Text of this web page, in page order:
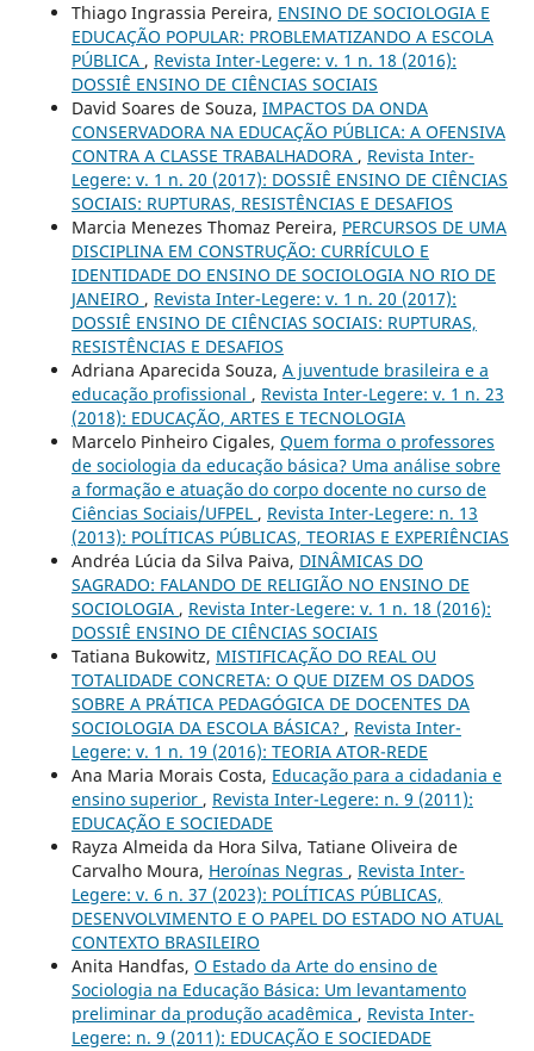
Thiago Ingrassia Pereira, ENSINO DE SOCIOLOGIA E
EDUCAÇÃO POPULAR: PROBLEMATIZANDO A ESCOLA
PÚBLICA , Revista Inter-Legere: v. 1 n. 18 (2016):
DOSSIÊ ENSINO DE CIÊNCIAS SOCIAIS
David Soares de Souza, IMPACTOS DA ONDA
CONSERVADORA NA EDUCAÇÃO PÚBLICA: A OFENSIVA
CONTRA A CLASSE TRABALHADORA , Revista Inter-
Legere: v. 1 n. 20 (2017): DOSSIÊ ENSINO DE CIÊNCIAS
SOCIAIS: RUPTURAS, RESISTÊNCIAS E DESAFIOS
Marcia Menezes Thomaz Pereira, PERCURSOS DE UMA
DISCIPLINA EM CONSTRUÇÃO: CURRÍCULO E
IDENTIDADE DO ENSINO DE SOCIOLOGIA NO RIO DE
JANEIRO , Revista Inter-Legere: v. 1 n. 20 (2017):
DOSSIÊ ENSINO DE CIÊNCIAS SOCIAIS: RUPTURAS,
RESISTÊNCIAS E DESAFIOS
Adriana Aparecida Souza, A juventude brasileira e a
educação profissional , Revista Inter-Legere: v. 1 n. 23
(2018): EDUCAÇÃO, ARTES E TECNOLOGIA
Marcelo Pinheiro Cigales, Quem forma o professores
de sociologia da educação básica? Uma análise sobre
a formação e atuação do corpo docente no curso de
Ciências Sociais/UFPEL , Revista Inter-Legere: n. 13
(2013): POLÍTICAS PÚBLICAS, TEORIAS E EXPERIÊNCIAS
Andréa Lúcia da Silva Paiva, DINÂMICAS DO
SAGRADO: FALANDO DE RELIGIÃO NO ENSINO DE
SOCIOLOGIA , Revista Inter-Legere: v. 1 n. 18 (2016):
DOSSIÊ ENSINO DE CIÊNCIAS SOCIAIS
Tatiana Bukowitz, MISTIFICAÇÃO DO REAL OU
TOTALIDADE CONCRETA: O QUE DIZEM OS DADOS
SOBRE A PRÁTICA PEDAGÓGICA DE DOCENTES DA
SOCIOLOGIA DA ESCOLA BÁSICA? , Revista Inter-
Legere: v. 1 n. 19 (2016): TEORIA ATOR-REDE
Ana Maria Morais Costa, Educação para a cidadania e
ensino superior , Revista Inter-Legere: n. 9 (2011):
EDUCAÇÃO E SOCIEDADE
Rayza Almeida da Hora Silva, Tatiane Oliveira de
Carvalho Moura, Heroínas Negras , Revista Inter-
Legere: v. 6 n. 37 (2023): POLÍTICAS PÚBLICAS,
DESENVOLVIMENTO E O PAPEL DO ESTADO NO ATUAL
CONTEXTO BRASILEIRO
Anita Handfas, O Estado da Arte do ensino de
Sociologia na Educação Básica: Um levantamento
preliminar da produção acadêmica , Revista Inter-
Legere: n. 9 (2011): EDUCAÇÃO E SOCIEDADE